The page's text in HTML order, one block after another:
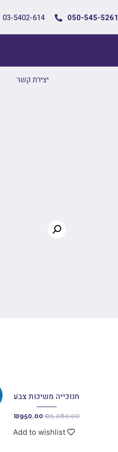
050-545-5261
03-5402-614
יצירת קשר
חנוכייה משיכות צבע
₪1,080.00
₪950.00
Add to wishlist